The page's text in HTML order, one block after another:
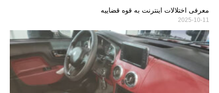
معرفی اختلالات اینترنت به قوه قضاییه
2025-10-11